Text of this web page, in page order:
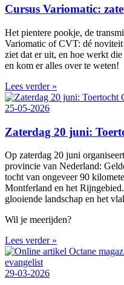
Cursus Variomatic:
Het pientere pookje, de
Variomatic of CVT: dé
ziet dat er uit, en hoe werkt
en kom er alles over te weten!
Lees verder »
25-05-2026
Zaterdag 20 juni:
Op zaterdag 20 juni
provincie van Nederland:
tocht van ongeveer 90
Montferland en het
glooiende landschap en het
Wil je meerijden?
Lees verder »
29-03-2026